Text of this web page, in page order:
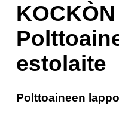
KOCKÒN
estolaite
Polttoaineen